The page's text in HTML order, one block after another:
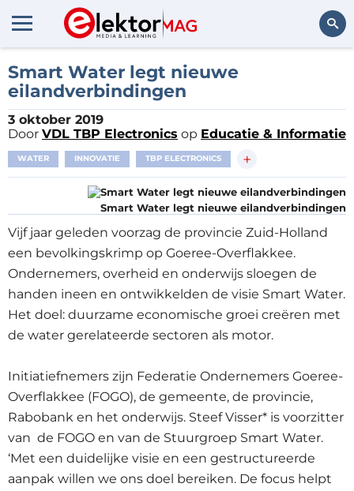
Smart Water legt nieuwe
eilandverbindingen
3 oktober 2019
Door VDL TBP Electronics op Educatie & Informatie
WATER INNOVATIE TBP ELECTRONICS +
Smart Water legt nieuwe eilandverbindingen
Vijf jaar geleden voorzag de provincie Zuid-Holland
een bevolkingskrimp op Goeree-Overflakkee.
Ondernemers, overheid en onderwijs sloegen de
handen ineen en ontwikkelden de visie Smart Water.
Het doel: duurzame economische groei creëren met
de water gerelateerde sectoren als motor.
Initiatiefnemers zijn Federatie Ondernemers Goeree-
Overflakkee (FOGO), de gemeente, de provincie,
Rabobank en het onderwijs. Steef Visser* is voorzitter
van de FOGO en van de Stuurgroep Smart Water.
‘Met een duidelijke visie en een gestructureerde
aanpak willen we ons doel bereiken. De focus helpt